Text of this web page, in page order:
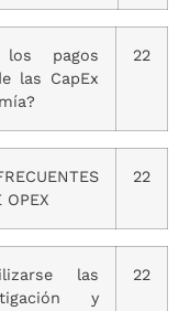
los pagos
las CapEx
22
OPEX
22
las
y
22